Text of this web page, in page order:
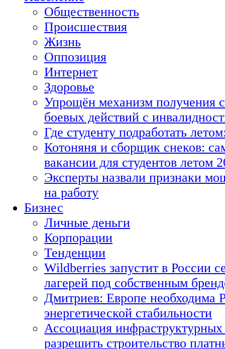
Общественность
Происшествия
Жизнь
Оппозиция
Интернет
Здоровье
Упрощён механизм получения
боевых действий с
Где студенту подработать
Котоняня и сборщик снеков:
вакансии для студентов летом
Эксперты назвали признаки
на работу
Бизнес
Личные деньги
Корпорации
Тенденции
Wildberries запустит в России
лагерей под собственным
Дмитриев: Европе необходима
энергетической стабильности
Ассоциация
разрешить строительство